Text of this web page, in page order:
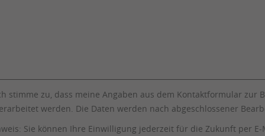
stimme zu, dass meine Angaben aus dem Kontaktformular zur
werden. Die Daten werden nach abgeschlossener
Sie können Ihre Einwilligung jederzeit für die Zukunft per E-